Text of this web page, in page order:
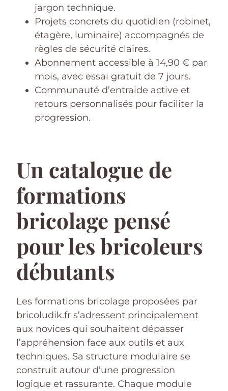
jargon technique.
Projets concrets du quotidien (robinet,
étagère, luminaire) accompagnés de
règles de sécurité claires.
Abonnement accessible à 14,90 € par
mois, avec essai gratuit de 7 jours.
Communauté d’entraide active et
retours personnalisés pour faciliter la
progression.
Un catalogue de
formations
bricolage pensé
pour les bricoleurs
débutants
Les formations bricolage proposées par
bricoludik.fr s’adressent principalement
aux novices qui souhaitent dépasser
l’appréhension face aux outils et aux
techniques. Sa structure modulaire se
construit autour d’une progression
logique et rassurante. Chaque module